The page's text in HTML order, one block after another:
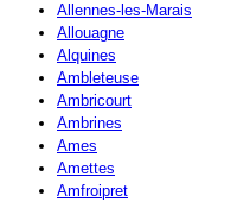
Allennes-les-Marais
Allouagne
Alquines
Ambleteuse
Ambricourt
Ambrines
Ames
Amettes
Amfroipret